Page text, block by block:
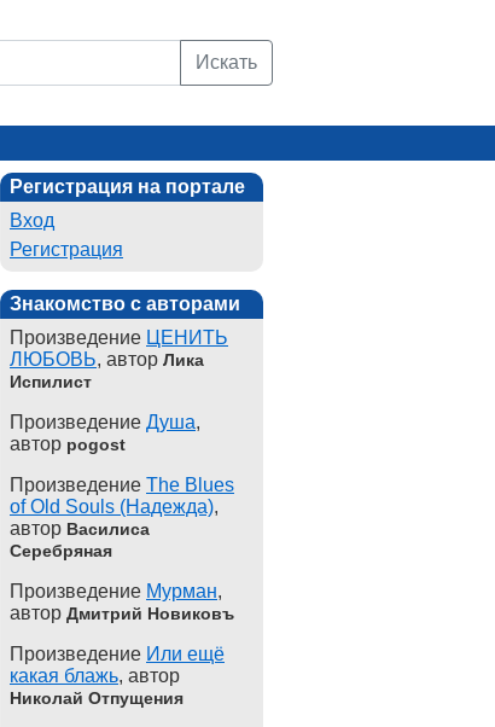
Искать
Регистрация на портале
Вход
Регистрация
Знакомство с авторами
Произведение ЦЕНИТЬ
ЛЮБОВЬ, автор Лика
Испилист
Произведение Душа,
автор pogost
Произведение The Blues
of Old Souls (Надежда),
автор Василиса
Серебряная
Произведение Мурман,
автор Дмитрий Новиковъ
Произведение Или ещё
какая блажь, автор
Николай Отпущения